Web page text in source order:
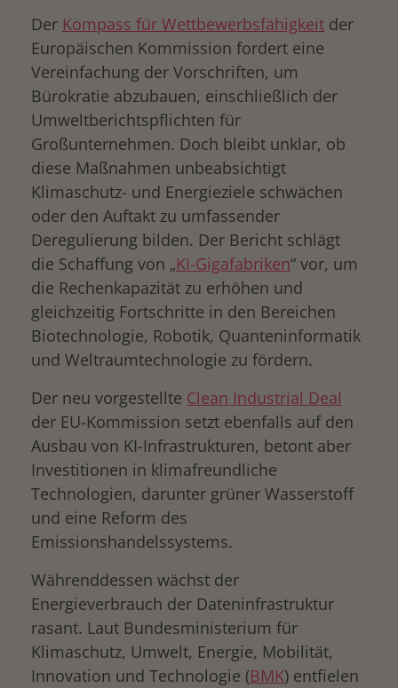
Der Kompass für Wettbewerbsfähigkeit der
Europäischen Kommission fordert eine
Vereinfachung der Vorschriften, um
Bürokratie abzubauen, einschließlich der
Umweltberichtspflichten für
Großunternehmen. Doch bleibt unklar, ob
diese Maßnahmen unbeabsichtigt
Klimaschutz- und Energieziele schwächen
oder den Auftakt zu umfassender
Deregulierung bilden. Der Bericht schlägt
die Schaffung von „KI-Gigafabriken“ vor, um
die Rechenkapazität zu erhöhen und
gleichzeitig Fortschritte in den Bereichen
Biotechnologie, Robotik, Quanteninformatik
und Weltraumtechnologie zu fördern.
Der neu vorgestellte Clean Industrial Deal
der EU-Kommission setzt ebenfalls auf den
Ausbau von KI-Infrastrukturen, betont aber
Investitionen in klimafreundliche
Technologien, darunter grüner Wasserstoff
und eine Reform des
Emissionshandelssystems.
Währenddessen wächst der
Energieverbrauch der Dateninfrastruktur
rasant. Laut Bundesministerium für
Klimaschutz, Umwelt, Energie, Mobilität,
Innovation und Technologie (BMK) entfielen